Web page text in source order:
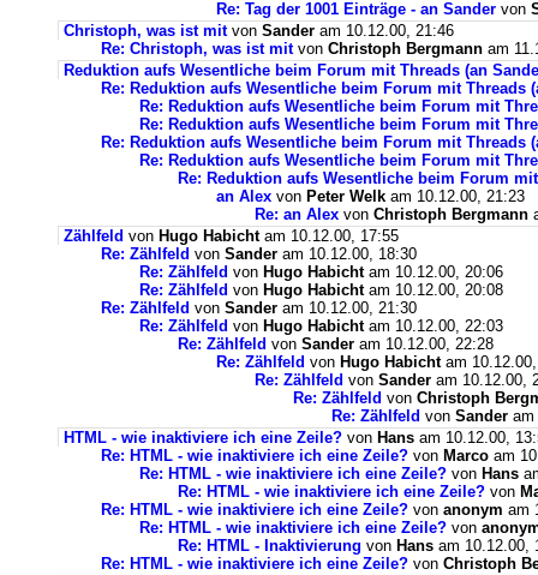
Re: Tag der 1001 Einträge - an Sander von
Christoph, was ist mit von Sander am 10.12.00, 21:46
Re: Christoph, was ist mit von Christoph Bergmann am
Reduktion aufs Wesentliche beim Forum mit Threads (an
Re: Reduktion aufs Wesentliche beim Forum mit Threads
Re: Reduktion aufs Wesentliche beim Forum mit
Re: Reduktion aufs Wesentliche beim Forum mit
Re: Reduktion aufs Wesentliche beim Forum mit Threads
Re: Reduktion aufs Wesentliche beim Forum mit
Re: Reduktion aufs Wesentliche beim Forum
an Alex von Peter Welk am 10.12.00, 21:23
Re: an Alex von Christoph Bergmann
Zählfeld von Hugo Habichtam 10.12.00, 17:55
Re: Zählfeld von Sander am 10.12.00, 18:30
Re: Zählfeld von Hugo Habichtam 10.12.00, 20:06
Re: Zählfeld von Hugo Habichtam 10.12.00, 20:08
Re: Zählfeld von Sander am 10.12.00, 21:30
Re: Zählfeld von Hugo Habichtam 10.12.00, 22:03
Re: Zählfeld von Sander am 10.12.00, 22:28
Re: Zählfeld von Hugo Habichtam
Re: Zählfeld von Sander am 10.12.00,
Re: Zählfeld von Christoph
Re: Zählfeld von Sander am
HTML - wie inaktiviere ich eine Zeile? von Hans am 10.12.00,
Re: HTML - wie inaktiviere ich eine Zeile? von Marco am
Re: HTML - wie inaktiviere ich eine Zeile? von Hans
Re: HTML - wie inaktiviere ich eine Zeile? von
Re: HTML - wie inaktiviere ich eine Zeile? von anonym am
Re: HTML - wie inaktiviere ich eine Zeile? von
Re: HTML - Inaktivierung von Hans am 10.12.00,
Re: HTML - wie inaktiviere ich eine Zeile? von Christoph